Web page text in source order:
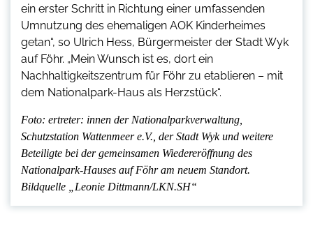
ein erster Schritt in Richtung einer umfassenden
Umnutzung des ehemaligen AOK Kinderheimes
getan“, so Ulrich Hess, Bürgermeister der Stadt Wyk
auf Föhr. „Mein Wunsch ist es, dort ein
Nachhaltigkeitszentrum für Föhr zu etablieren – mit
dem Nationalpark-Haus als Herzstück“.
Foto: ertreter: innen der Nationalparkverwaltung,
Schutzstation Wattenmeer e.V., der Stadt Wyk und weitere
Beteiligte bei der gemeinsamen Wiedereröffnung des
Nationalpark-Hauses auf Föhr am neuem Standort.
Bildquelle „Leonie Dittmann/LKN.SH“